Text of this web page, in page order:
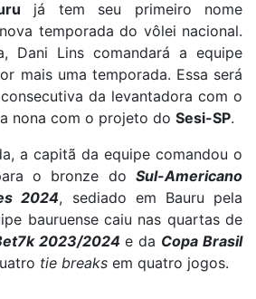
já tem seu primeiro nome
temporada do vôlei nacional.
Dani Lins comandará a equipe
mais uma temporada. Essa será
da levantadora com o
nona com o projeto do Sesi-SP.
a capitã da equipe comandou o
o bronze do Sul-Americano
2024, sediado em Bauru pela
bauruense caiu nas quartas de
2023/2024 e da Copa Brasil
tie breaks em quatro jogos.